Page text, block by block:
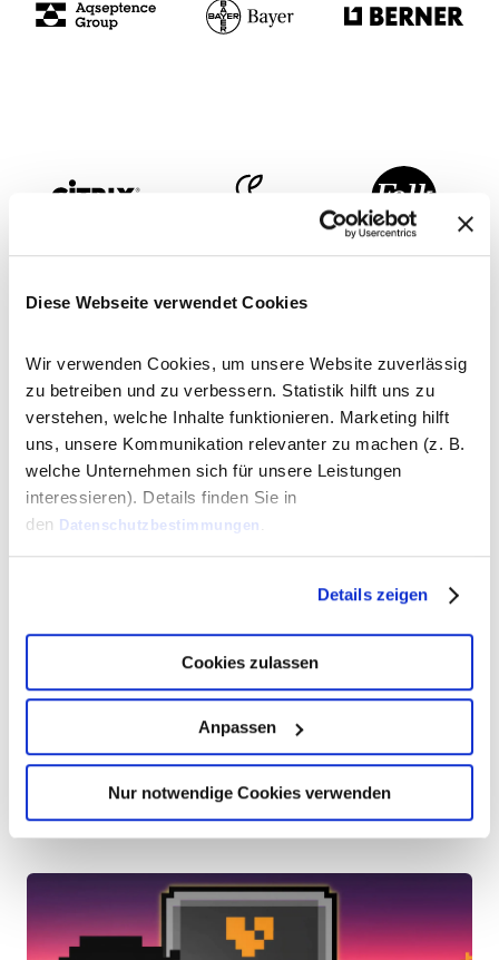
Diese Webseite verwendet Cookies
Wir verwenden Cookies, um unsere Website zuverlässig
zu betreiben und zu verbessern. Statistik hilft uns zu
verstehen, welche Inhalte funktionieren. Marketing hilft
uns, unsere Kommunikation relevanter zu machen (z. B.
welche Unternehmen sich für unsere Leistungen
interessieren). Details finden Sie in
den Datenschutzbestimmungen .
Details zeigen
Cookies zulassen
Anpassen
Nur notwendige Cookies verwenden
NEUE BEITRÄGE